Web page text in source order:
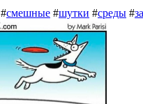
#смешные #шутки #среды #